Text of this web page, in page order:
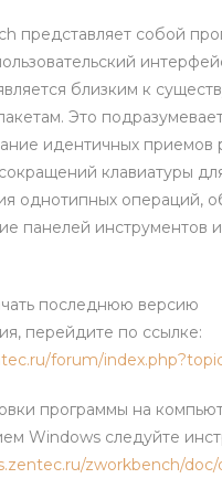
представляет собой
близким к
Это
идентичных приемов
клавиатуры
однотипных операций,
панелей инструментов
последнюю версию
перейдите по ссылке:
forum/
программы на
Windows следуйте
zworkbench/